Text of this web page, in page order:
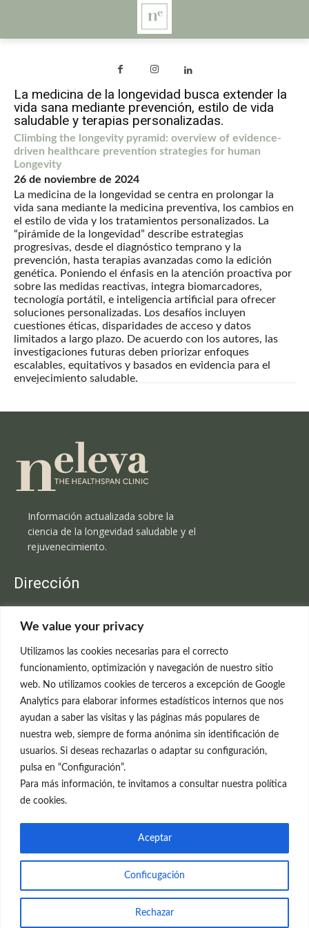
We value your privacy
Utilizamos las cookies necesarias para el correcto
funcionamiento, optimización y navegación de nuestro sitio
web. No utilizamos cookies de terceros a excepción de Google
Analytics para elaborar informes estadísticos internos que nos
ayudan a saber las visitas y las páginas más populares de
nuestra web, siempre de forma anónima sin identificación de
usuarios. Si deseas rechazarlas o adaptar su configuración,
pulsa en “Configuración”.
Para más información, te invitamos a consultar nuestra política
de cookies.
Conficugación
Rechazar
Aceptar
La medicina de la longevidad busca extender la
vida sana mediante prevención, estilo de vida
saludable y terapias personalizadas.
Climbing the longevity pyramid: overview of evidence-
driven healthcare prevention strategies for human
Longevity
26 de noviembre de 2024
La medicina de la longevidad se centra en prolongar la
vida sana mediante la medicina preventiva, los cambios en
el estilo de vida y los tratamientos personalizados. La
“pirámide de la longevidad” describe estrategias
progresivas, desde el diagnóstico temprano y la
prevención, hasta terapias avanzadas como la edición
genética. Poniendo el énfasis en la atención proactiva por
sobre las medidas reactivas, integra biomarcadores,
tecnología portátil, e inteligencia artificial para ofrecer
soluciones personalizadas. Los desafíos incluyen
cuestiones éticas, disparidades de acceso y datos
limitados a largo plazo. De acuerdo con los autores, las
investigaciones futuras deben priorizar enfoques
escalables, equitativos y basados ​​en evidencia para el
envejecimiento saludable.
Información actualizada sobre la
ciencia de la longevidad saludable y el
rejuvenecimiento.
Dirección
C/Claudio Coello, 19 - 1º
699 595 619
rejuvenecimiento@clinicaneleva.com
Información Legal
Política de Privacidad
Política de Cookies
© el Radar del Rejuvenecimiento